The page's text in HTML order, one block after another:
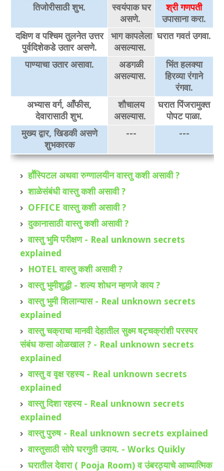
तिजोरीसाठी शुभ.
स्वयंपाक घर
असणे.
श्री गणपती
उपासाना करा.
दक्षिण व पश्चिम तुलनेत उत्तर
पुर्वदिशेकडे उतार असणे.
भाग कापलेला
असल्यास.
घरात गवतं उगवा.
पाण्याचा उतार असावा.
अडगळी
असल्यास.
भिंत हलक्या
हिरव्या रंगाने
रंगवा.
अभ्यास वर्ग, आँफीस,
देवारासाठी शुभ.
शौचालय
असल्यास.
घरात पिंजरामुक्त
पोपट पाळा.
मुख्य द्वार, खिडकी असणे
शुभकारक
--- ---
हाॕस्पिटल अथवा रुग्णालयीन वास्तु कशी असावी ?
शाळेसंबंधी वास्तु कशी असावी ?
OFFICE वास्तु कशी असावी ?
दुकानासाठी वास्तु कशी असावी ?
वास्तु भुमि परीक्षण - Real unknown secrets
explained
HOTEL वास्तु कशी असावी ?
वास्तु भुमीशुद्धी - शल्य शोधन म्हणजे काय ?
वास्तु भुमी शिलान्यास - Real unknown secrets
explained
वास्तु चक्राचा मानवी देहातील सुक्ष्म षट्चक्रांशी परस्पर
संबंध कसा ओळखाल ? - Real unknown secrets
explained
वास्तु व वृक्ष रहस्य - Real unknown secrets
explained
वास्तु दिशा रहस्य - Real unknown secrets
explained
वास्तु पुरुष - Real unknown secrets explained
वास्तुसाठी सोपे घरगुती उपाय. - Works Quikly
घरातील देवारा ( Pooja Room) व उंबरठ्याचे आध्यात्मिक